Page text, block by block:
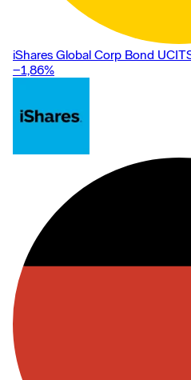
iShares Global Corp Bond
−1,86%